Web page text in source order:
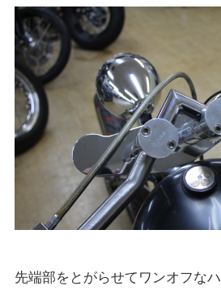
先端部をとがらせてワンオフなハ